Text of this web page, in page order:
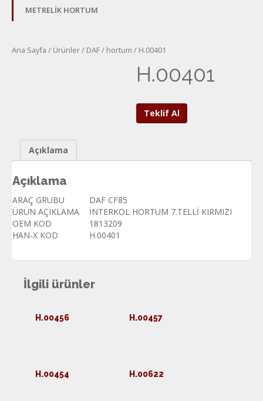
METRELİK HORTUM
Ana Sayfa / Ürünler/ DAF/ hortum / H.00401
H.00401
Teklif Al
Açıklama
Açıklama
ARAÇ GRUBU
DAF CF85
ÜRÜN AÇIKLAMA
İNTERKOL HORTUM 7.TELLİ KIRMIZI
OEM KOD
1813209
HAN-X KOD
H.00401
İlgili ürünler
H.00456 H.00457
H.00454 H.00622